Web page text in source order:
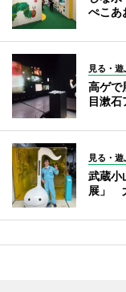
ぺこあ
見る・遊
高ゲで
目漱石
見る・遊
武蔵小
展」